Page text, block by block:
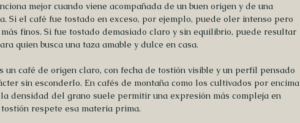
mejor cuando viene acompañada de un buen origen y de una
Si el café fue tostado en exceso, por ejemplo, puede oler intenso pero
finos. Si fue tostado demasiado claro y sin equilibrio, puede resultar
quien busca una taza amable y dulce en casa.
un café de origen claro, con fecha de tostión visible y un perfil pensado
sin esconderlo. En cafés de montaña como los cultivados por encima
densidad del grano suele permitir una expresión más compleja en
respete esa materia prima.